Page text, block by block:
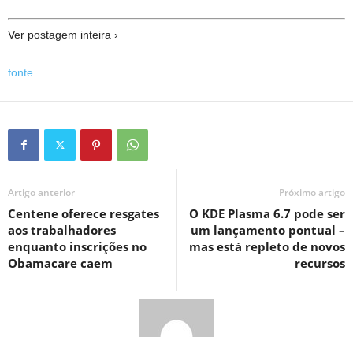
Ver postagem inteira ›
fonte
Artigo anterior
Centene oferece resgates
aos trabalhadores
enquanto inscrições no
Obamacare caem
Próximo artigo
O KDE Plasma 6.7 pode ser
um lançamento pontual –
mas está repleto de novos
recursos